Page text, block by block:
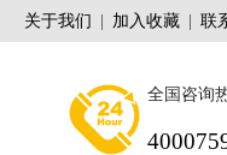
关于我们 加入收藏 联
全国咨询